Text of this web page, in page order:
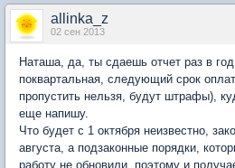
allinka_z
02 сен 2013
Наташа, да, ты сдаешь отчет раз в
поквартальная, следующий срок
пропустить нельзя, будут штрафы),
еще напишу.
Что будет с 1 октября неизвестно,
августа, а подзаконные порядки,
работу не обновили, поэтому и